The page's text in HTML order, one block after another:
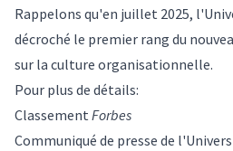
Rappelons qu'en juillet 2025,
décroché le premier rang du
sur la culture organisationnelle.
Pour plus de détails:
Classement Forbes
Communiqué de presse de